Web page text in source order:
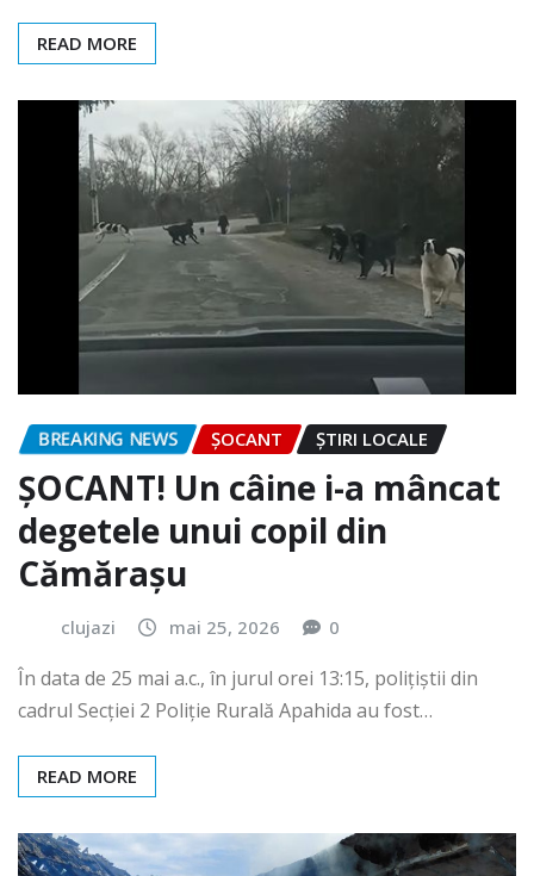
READ MORE
BREAKING NEWS ȘOCANT ȘTIRI LOCALE
ȘOCANT! Un câine i-a mâncat
degetele unui copil din
Cămărașu
clujazi mai 25, 2026 0
În data de 25 mai a.c., în jurul orei 13:15, polițiștii din
cadrul Secției 2 Poliție Rurală Apahida au fost…
READ MORE